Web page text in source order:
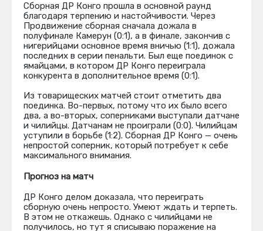
Сборная ДР Конго прошла в основной раунд
благодаря терпению и настойчивости. Через
Продвижение сборная сначала дожала в
полуфинале Камерун (0:1), а в финале, закончив с
нигерийцами основное время вничью (1:1), дожала
последних в серии пенальти. Был еще поединок с
ямайцами, в котором ДР Конго переиграла
конкурента в дополнительное время (0:1).
Из товарищеских матчей стоит отметить два
поединка. Во-первых, потому что их было всего
два, а во-вторых, соперниками выступали датчане
и чилийцы. Датчанам не проиграли (0:0). Чилийцам
уступили в борьбе (1:2). Сборная ДР Конго — очень
непростой соперник, который потребует к себе
максимального внимания.
Прогноз на матч
ДР Конго делом доказала, что переиграть
сборную очень непросто. Умеют ждать и терпеть.
В этом не откажешь. Однако с чилийцами не
получилось, но тут я списываю поражение на